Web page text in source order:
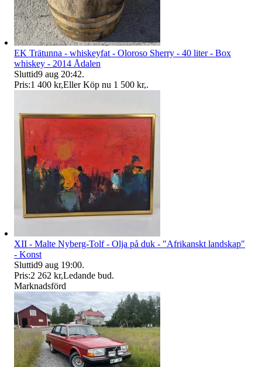
EK Trätunna - whiskeyfat - Oloroso Sherry - 40 liter - Box
whiskey - 2014 Ådalen
Sluttid9 aug 20:42.
Pris:1 400 kr,Eller Köp nu 1 500 kr,.
XII - Malte Nyberg-Tolf - Olja på duk - "Afrikanskt landskap"
- Konst
Sluttid9 aug 19:00.
Pris:2 262 kr,Ledande bud.
Marknadsförd